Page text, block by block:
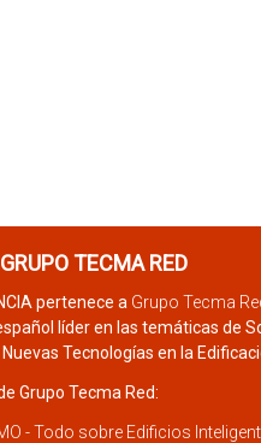
TECMA RED
pertenece a Grupo Tecma
líder en las temáticas de
Tecnologías en la
Grupo Tecma Red:
- Todo sobre Edificios